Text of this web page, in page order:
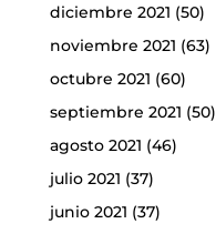
diciembre 2021 (50)
noviembre 2021 (63)
octubre 2021 (60)
septiembre 2021 (50)
agosto 2021 (46)
julio 2021 (37)
junio 2021 (37)